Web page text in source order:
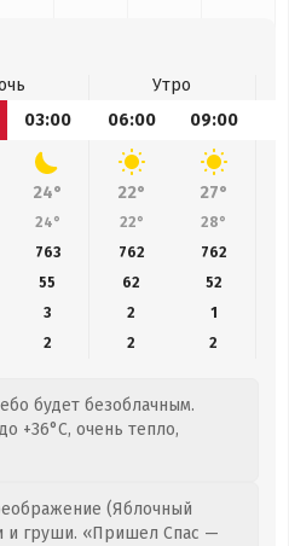
Утро
03:00 06:00 09:00
24° 22° 27°
24° 22° 28°
763 762 762
55 62 52
3 2
1
2 2 2
будет безоблачным.
+36°C, очень тепло,
(Яблочный
и груши. «Пришел Спас —